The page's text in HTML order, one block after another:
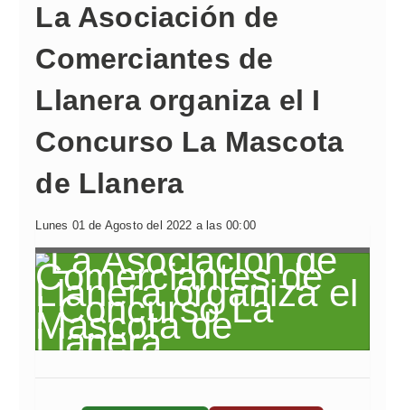
La Asociación de
Comerciantes de
Llanera organiza el I
Concurso La Mascota
de Llanera
Lunes 01 de Agosto del 2022 a las 00:00